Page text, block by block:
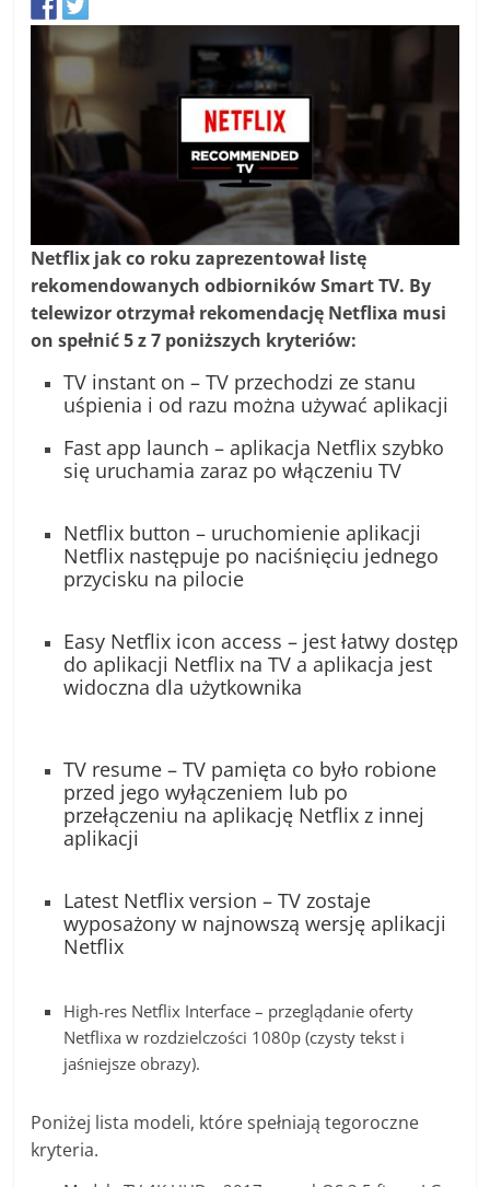
Netflix jak co roku zaprezentował listę
rekomendowanych odbiorników Smart TV. By
telewizor otrzymał rekomendację Netflixa musi
on spełnić 5 z 7 poniższych kryteriów:
TV instant on – TV przechodzi ze stanu
uśpienia i od razu można używać aplikacji
Fast app launch – aplikacja Netflix szybko
się uruchamia zaraz po włączeniu TV
Netflix button – uruchomienie aplikacji
Netflix następuje po naciśnięciu jednego
przycisku na pilocie
Easy Netflix icon access – jest łatwy dostęp
do aplikacji Netflix na TV a aplikacja jest
widoczna dla użytkownika
TV resume – TV pamięta co było robione
przed jego wyłączeniem lub po
przełączeniu na aplikację Netflix z innej
aplikacji
Latest Netflix version – TV zostaje
wyposażony w najnowszą wersję aplikacji
Netflix
High-res Netflix Interface – przeglądanie oferty
Netflixa w rozdzielczości 1080p (czysty tekst i
jaśniejsze obrazy).
Poniżej lista modeli, które spełniają tegoroczne
kryteria.